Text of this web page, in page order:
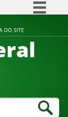
DO SITE
BR